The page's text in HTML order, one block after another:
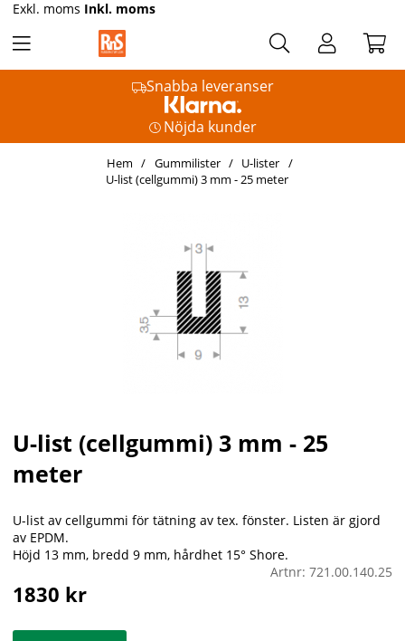
Snabba leveranser
Nöjda kunder
Exkl. moms Inkl. moms
Hem Gummilister
U-lister
U-list (cellgummi) 3 mm - 25 meter
U-list (cellgummi) 3 mm - 25
meter
U-list av cellgummi för tätning av tex. fönster. Listen är gjord
av EPDM.
Höjd 13 mm, bredd 9 mm, hårdhet 15° Shore.
Artnr: 721.00.140.25
1830 kr